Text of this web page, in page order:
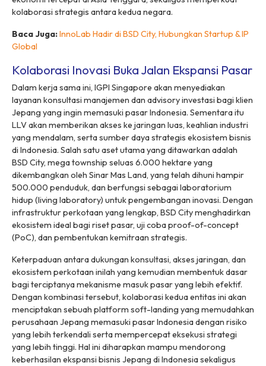
kolaborasi strategis antara kedua negara.
Baca Juga:InnoLab Hadir di BSD City, Hubungkan Startup & IP
Global
Kolaborasi Inovasi Buka Jalan Ekspansi Pasar
Dalam kerja sama ini, IGPI Singapore akan menyediakan
layanan konsultasi manajemen dan advisoryinvestasi bagi klien
Jepang yang ingin memasuki pasar Indonesia. Sementara itu
LLV akan memberikan akses ke jaringan luas, keahlian industri
yang mendalam, serta sumber daya strategis ekosistem bisnis
di Indonesia. Salah satu aset utama yang ditawarkan adalah
BSD City, mega township seluas 6.000 hektare yang
dikembangkan oleh Sinar Mas Land, yang telah dihuni hampir
500.000 penduduk, dan berfungsi sebagai laboratorium
hidup (living laboratory) untuk pengembangan inovasi. Dengan
infrastruktur perkotaan yang lengkap, BSD City menghadirkan
ekosistem ideal bagi riset pasar, uji cobaproof-of-concept
(PoC), dan pembentukan kemitraan strategis.
Keterpaduan antara dukungan konsultasi, akses jaringan, dan
ekosistem perkotaan inilah yang kemudian membentuk dasar
bagi terciptanya mekanisme masuk pasar yang lebih efektif.
Dengan kombinasi tersebut, kolaborasi kedua entitas ini akan
menciptakan sebuah platform soft-landing yang memudahkan
perusahaan Jepang memasuki pasar Indonesia dengan risiko
yang lebih terkendali serta mempercepat eksekusi strategi
yang lebih tinggi. Hal ini diharapkan mampu mendorong
keberhasilan ekspansi bisnis Jepang di Indonesia sekaligus